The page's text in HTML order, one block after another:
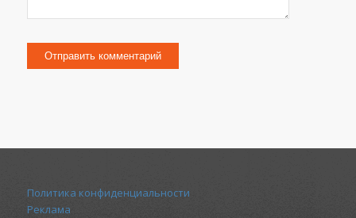
Политика конфиденциальности
Реклама